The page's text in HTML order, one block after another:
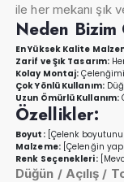
ile her mekanı şık
Neden Bizim
En Yüksek Kalite
Zarif ve Şık Tasarım:
Kolay Montaj:
Çok Yönlü Kullanım:
Uzun Ömürlü Kullanım:
Özellikler:
Boyut:[Çelenk
Malzeme:[Çelenğin
Renk Seçenekleri:
Düğün / Açılış /